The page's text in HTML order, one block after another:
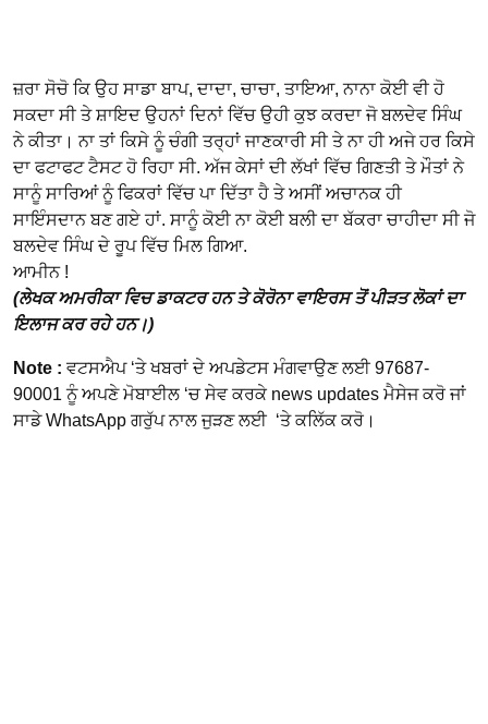
ਜ਼ਰਾ ਸੋਚੋ ਕਿ ਉਹ ਸਾਡਾ ਬਾਪ, ਦਾਦਾ, ਚਾਚਾ, ਤਾਇਆ, ਨਾਨਾ ਕੋਈ ਵੀ ਹੋ
ਸਕਦਾ ਸੀ ਤੇ ਸ਼ਾਇਦ ਉਹਨਾਂ ਦਿਨਾਂ ਵਿੱਚ ਉਹੀ ਕੁਝ ਕਰਦਾ ਜੋ ਬਲਦੇਵ ਸਿੰਘ
ਨੇ ਕੀਤਾ। ਨਾ ਤਾਂ ਕਿਸੇ ਨੂੰ ਚੰਗੀ ਤਰ੍ਹਾਂ ਜਾਣਕਾਰੀ ਸੀ ਤੇ ਨਾ ਹੀ ਅਜੇ ਹਰ ਕਿਸੇ
ਦਾ ਫਟਾਫਟ ਟੈਸਟ ਹੋ ਰਿਹਾ ਸੀ. ਅੱਜ ਕੇਸਾਂ ਦੀ ਲੱਖਾਂ ਵਿੱਚ ਗਿਣਤੀ ਤੇ ਮੌਤਾਂ ਨੇ
ਸਾਨੂੰ ਸਾਰਿਆਂ ਨੂੰ ਫਿਕਰਾਂ ਵਿੱਚ ਪਾ ਦਿੱਤਾ ਹੈ ਤੇ ਅਸੀਂ ਅਚਾਨਕ ਹੀ
ਸਾਇੰਸਦਾਨ ਬਣ ਗਏ ਹਾਂ. ਸਾਨੂੰ ਕੋਈ ਨਾ ਕੋਈ ਬਲੀ ਦਾ ਬੱਕਰਾ ਚਾਹੀਦਾ ਸੀ ਜੋ
ਬਲਦੇਵ ਸਿੰਘ ਦੇ ਰੂਪ ਵਿੱਚ ਮਿਲ ਗਿਆ.
ਆਮੀਨ !
(ਲੇਖਕ ਅਮਰੀਕਾ ਵਿਚ ਡਾਕਟਰ ਹਨ ਤੇ ਕੋਰੋਨਾ ਵਾਇਰਸ ਤੋਂ ਪੀੜਤ ਲੋਕਾਂ ਦਾ
ਇਲਾਜ ਕਰ ਰਹੇ ਹਨ।)
Note : ਵਟਸਐਪ ‘ਤੇ ਖਬਰਾਂ ਦੇ ਅਪਡੇਟਸ ਮੰਗਵਾਉਣ ਲਈ 97687-
90001 ਨੂੰ ਅਪਣੇ ਮੋਬਾਈਲ ‘ਚ ਸੇਵ ਕਰਕੇ news updates ਮੈਸੇਜ ਕਰੋ ਜਾਂ
ਸਾਡੇ WhatsApp ਗਰੁੱਪ ਨਾਲ ਜੁੜਣ ਲਈ ‘ਤੇ ਕਲਿੱਕ ਕਰੋ।